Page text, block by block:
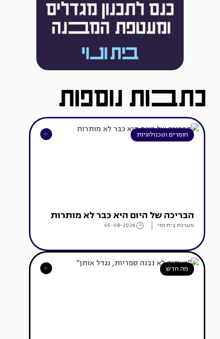
חומרים וטכנולוגיות
הבריכה של היום היא כבר לא מותרות
מערכת בית ונוי 05-08-2026
מה חדש